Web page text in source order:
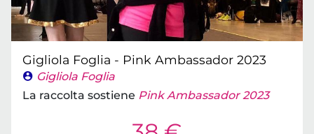
Gigliola Foglia - Pink Ambassador 2023
Gigliola Foglia
La raccolta sostiene Pink Ambassador 2023